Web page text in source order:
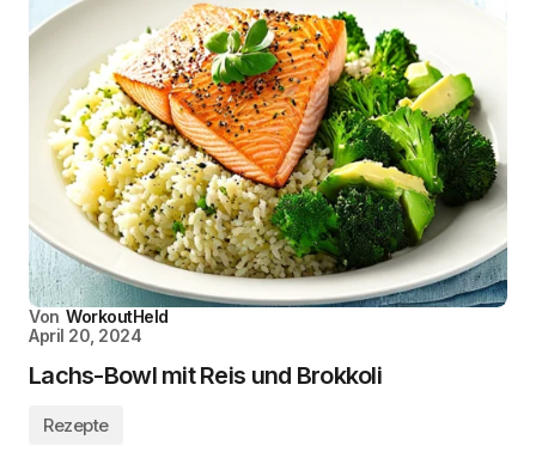
Von WorkoutHeld
April 20, 2024
Lachs-Bowl mit Reis und Brokkoli
Rezepte